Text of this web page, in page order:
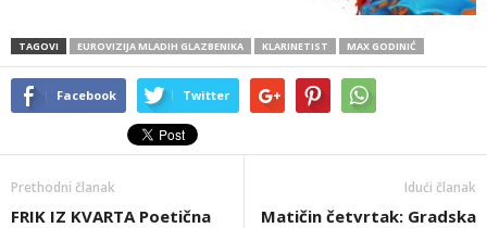
TAGOVI EUROVIZIJA MLADIH GLAZBENIKA KLARINETIST MAX GODINIĆ
Facebook Twitter
Prethodni članak
FRIK IZ KVARTA Poetična
Idući članak
Matičin četvrtak: Gradska